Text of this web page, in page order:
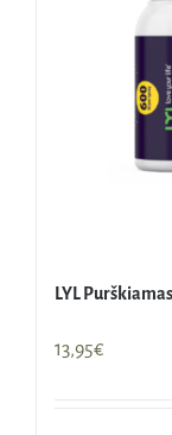
LYL
13,95€